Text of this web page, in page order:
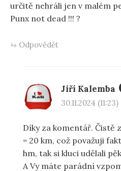
určitě nehráli jen v malém
Punx not dead !!! ?
Odpovědět
Jiří Kalemba
30.11.2024 (11:23)
Díky za komentář. Čistě
= 20 km, což považuji
hm, tak si kluci udělali
A Vy máte parádní